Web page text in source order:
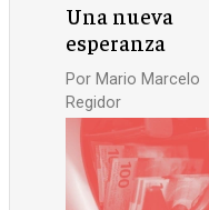
Una nueva
esperanza
Por Mario Marcelo
Regidor